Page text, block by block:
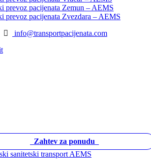
prevoz pacijenata Zemun – AEMS
prevoz pacijenata Zvezdara – AEMS
info@transportpacijenata.com
Zahtev za ponudu
sanitetski transport AEMS